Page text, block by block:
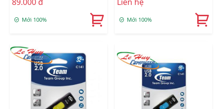
Mới 100% Mới 100%